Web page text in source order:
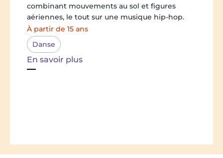
combinant mouvements au sol et figures
aériennes, le tout sur une musique hip-hop.
À partir de 15 ans
Danse
En savoir plus